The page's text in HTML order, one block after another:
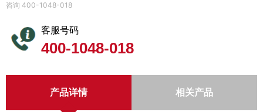
咨询 400-1048-018
客服号码
400-1048-018
产品详情 相关产品